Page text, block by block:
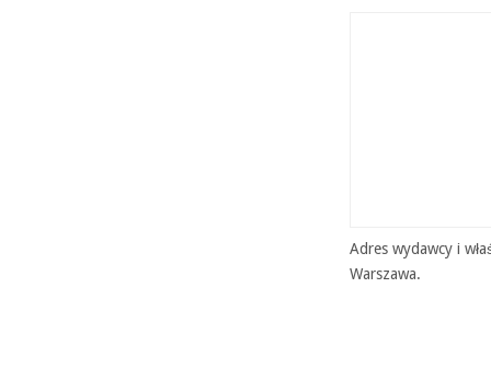
Adres wydawcy i
Warszawa.